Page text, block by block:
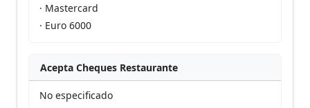
· Mastercard
· Euro 6000
Acepta Cheques Restaurante
No especificado